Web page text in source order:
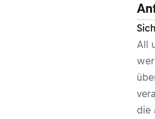
All
die